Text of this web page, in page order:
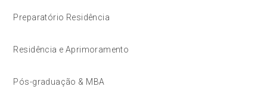
Preparatório Residência
Residência e Aprimoramento
Pós-graduação & MBA